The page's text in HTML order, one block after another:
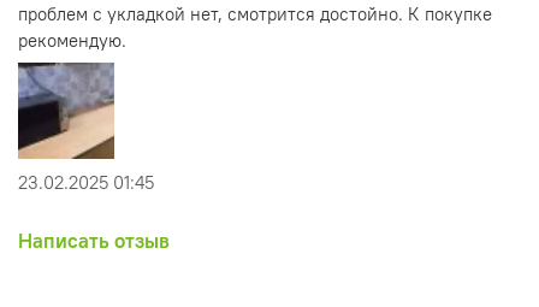
проблем с укладкой нет, смотрится достойно. К покупке
рекомендую.
23.02.2025 01:45
Написать отзыв